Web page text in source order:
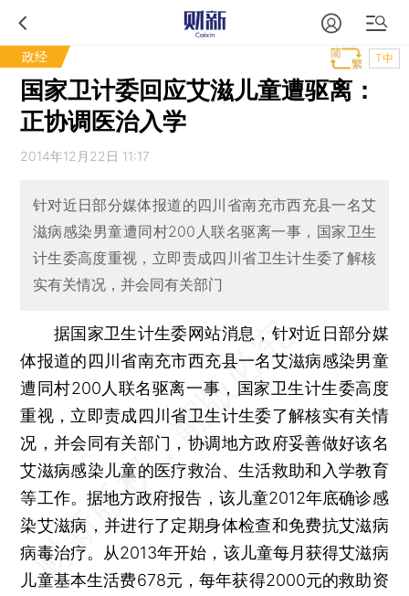
政经 T中
国家卫计委回应艾滋儿童遭驱离：
正协调医治入学
2014年12月22日 11:17
针对近日部分媒体报道的四川省南充市西充县一名艾
滋病感染男童遭同村200人联名驱离一事，国家卫生
计生委高度重视，立即责成四川省卫生计生委了解核
实有关情况，并会同有关部门
据国家卫生计生委网站消息，针对近日部分媒
体报道的四川省南充市西充县一名艾滋病感染男童
遭同村200人联名驱离一事，国家卫生计生委高度
重视，立即责成四川省卫生计生委了解核实有关情
况，并会同有关部门，协调地方政府妥善做好该名
艾滋病感染儿童的医疗救治、生活救助和入学教育
等工作。据地方政府报告，该儿童2012年底确诊感
染艾滋病，并进行了定期身体检查和免费抗艾滋病
病毒治疗。从2013年开始，该儿童每月获得艾滋病
儿童基本生活费678元，每年获得2000元的救助资